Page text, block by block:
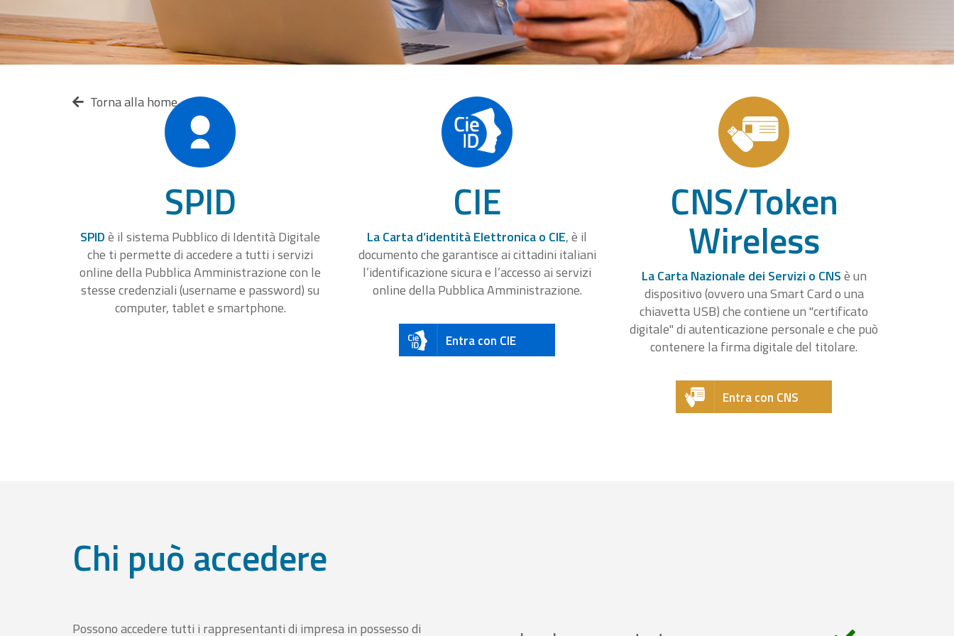
Torna alla home
SPID
SPIDè il sistema Pubblico di Identità Digitale
che ti permette di accedere a tutti i servizi
online della Pubblica Amministrazione con le
stesse credenziali (username e password) su
computer, tablet e smartphone.
CIE
La Carta d’identità Elettronica o CIE, è il
documento che garantisce ai cittadini italiani
l’identificazione sicura e l’accesso ai servizi
online della Pubblica Amministrazione.
Entra con CIE
CNS/Token
Wireless
La Carta Nazionale dei Servizi o CNSè un
dispositivo (ovvero una Smart Card o una
chiavetta USB) che contiene un "certificato
digitale" di autenticazione personale e che può
contenere la firma digitale del titolare.
Entra con CNS
Chi può accedere
Possono accedere tutti i rappresentanti di impresa in possesso di